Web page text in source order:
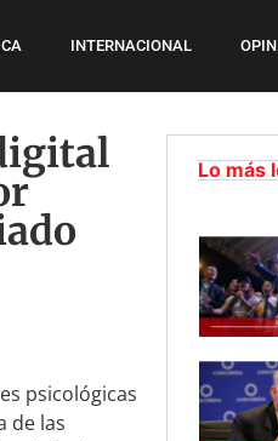
INTERNACIONAL
psicológicas
de las
Lo más